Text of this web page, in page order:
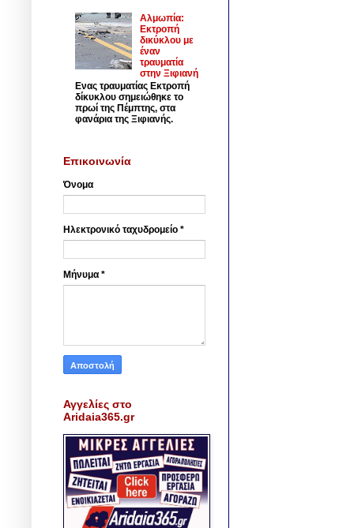
Αλμωπία:
Εκτροπή
δικύκλου με
έναν
τραυματία
στην Ξιφιανή
Ενας τραυματίας Εκτροπή
δίκυκλου σημειώθηκε το
πρωί της Πέμπτης, στα
φανάρια της Ξιφιανής.
Επικοινωνία
Όνομα
Ηλεκτρονικό ταχυδρομείο *
Μήνυμα *
Αγγελίες στο
Aridaia365.gr